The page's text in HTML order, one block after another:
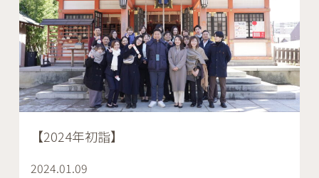
【2024年初詣】
2024.01.09